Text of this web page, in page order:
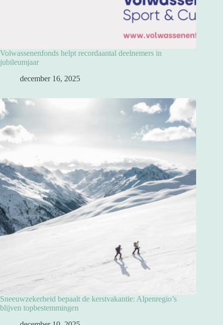
Volwassenenfonds helpt recordaantal deelnemers in
jubileumjaar
december 16, 2025
Sneeuwzekerheid bepaalt de kerstvakantie: Alpenregio’s
blijven topbestemmingen